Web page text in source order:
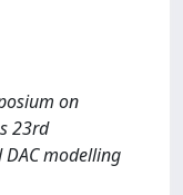
on
23rd
modelling